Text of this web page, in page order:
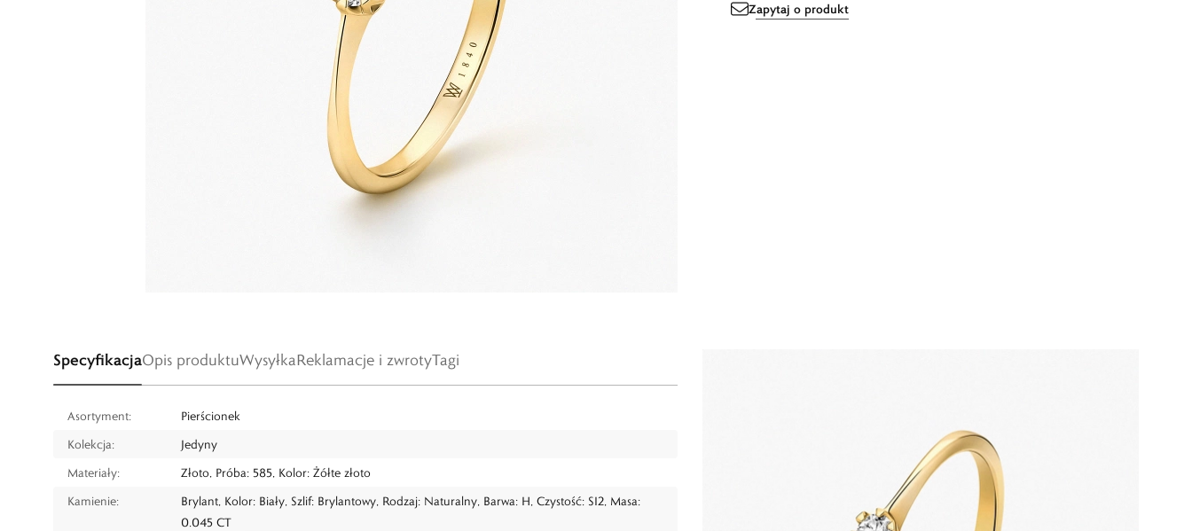
Zapytaj o produkt
SpecyfikacjaOpis produktuWysyłkaReklamacje i zwrotyTagi
Asortyment:
Pierścionek
Kolekcja:
Jedyny
Materiały:
Złoto, Próba: 585, Kolor: Żółte złoto
Kamienie:
Brylant, Kolor: Biały, Szlif: Brylantowy, Rodzaj: Naturalny, Barwa: H, Czystość: SI2, Masa:
0.045 CT